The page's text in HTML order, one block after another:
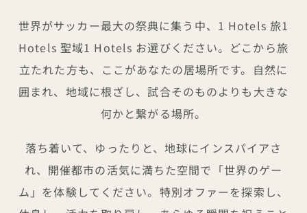
世界がサッカー最大の祭典に集う中、1 Hotels 旅1
Hotels 聖域1 Hotels お選びください。どこから旅
立たれた方も、ここがあなたの居場所です。自然に
囲まれ、地域に根ざし、試合そのものよりも大きな
何かと繋がる場所。
落ち着いて、ゆったりと、地球にインスパイアさ
れ、開催都市の活気に満ちた空間で「世界のゲー
ム」を体験してください。特別オファーを探索し、